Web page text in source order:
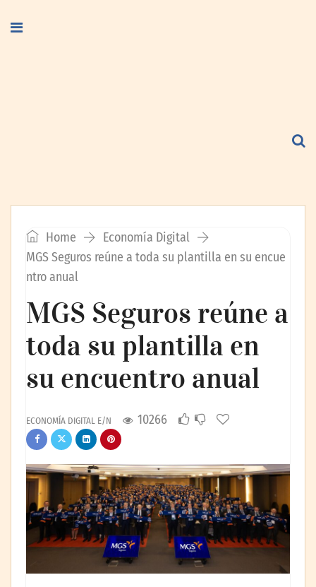
Home
Economía Digital
MGS Seguros reúne a toda su plantilla en su encue
ntro anual
MGS Seguros reúne a
toda su plantilla en
su encuentro anual
ECONOMÍA DIGITAL E/N 10266